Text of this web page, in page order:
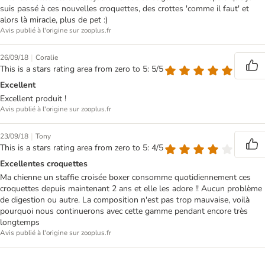
suis passé à ces nouvelles croquettes, des crottes 'comme il faut' et
alors là miracle, plus de pet :)
Avis publié à l'origine sur zooplus.fr
26/09/18 | Coralie
This is a stars rating area from zero to 5: 5/5
Excellent
Excellent produit !
Avis publié à l'origine sur zooplus.fr
23/09/18 | Tony
This is a stars rating area from zero to 5: 4/5
Excellentes croquettes
Ma chienne un staffie croisée boxer consomme quotidiennement ces
croquettes depuis maintenant 2 ans et elle les adore !! Aucun problème
de digestion ou autre. La composition n'est pas trop mauvaise, voilà
pourquoi nous continuerons avec cette gamme pendant encore très
longtemps
Avis publié à l'origine sur zooplus.fr